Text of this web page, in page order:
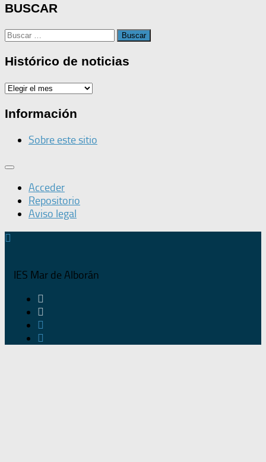
BUSCAR
Buscar:
Histórico de noticias
Histórico
noticias
Información
Sobre este sitio
Acceder
Repositorio
Aviso legal
IES Mar de Alborán